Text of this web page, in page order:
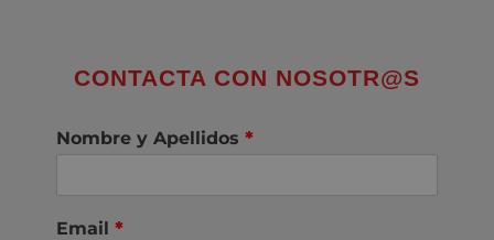
CONTACTA CON NOSOTR@S
Nombre y Apellidos *
Email *